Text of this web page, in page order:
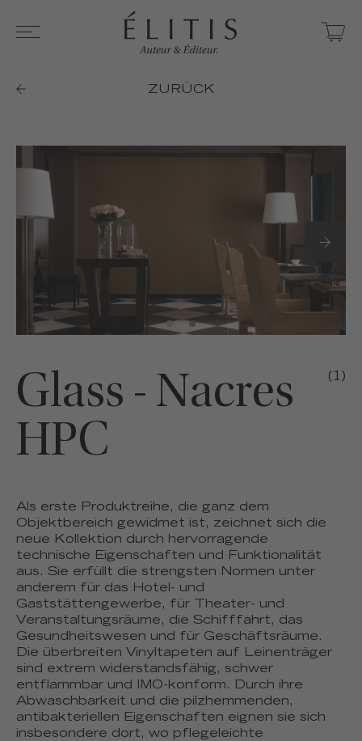
ZURÜCK
Glass - Nacres
HPC
(1)
Als erste Produktreihe, die ganz dem
Objektbereich gewidmet ist, zeichnet sich die
neue Kollektion durch hervorragende
technische Eigenschaften und Funktionalität
aus. Sie erfüllt die strengsten Normen unter
anderem für das Hotel- und
Gaststättengewerbe, für Theater- und
Veranstaltungsräume, die Schifffahrt, das
Gesundheitswesen und für Geschäftsräume.
Die überbreiten Vinyltapeten auf Leinenträger
sind extrem widerstandsfähig, schwer
entflammbar und IMO-konform. Durch ihre
Abwaschbarkeit und die pilzhemmenden,
antibakteriellen Eigenschaften eignen sie sich
insbesondere dort, wo pflegeleichte